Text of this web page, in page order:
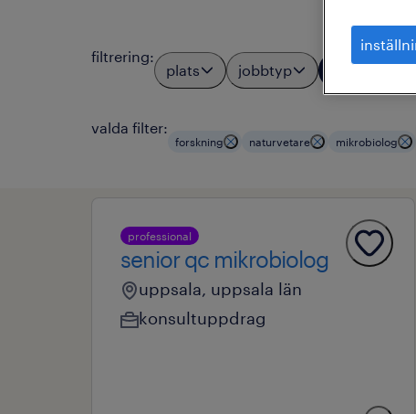
filtrering:
plats jobbtyp
valda filter:
forskning naturvetare mikrobiolog
professional
senior qc mikrobiolog
uppsala, uppsala län
konsultuppdrag